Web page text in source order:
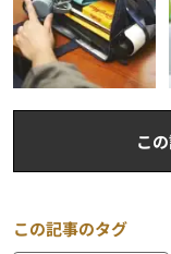
こ
この記事のタグ